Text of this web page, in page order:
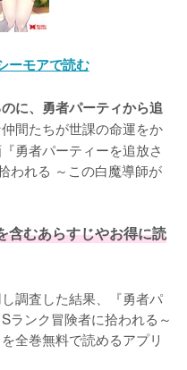
ーモアで読む
に、勇者パーティから追
間たちが世課の命運をか
勇者パーティーを追放さ
われる ～この白魔導師が
含むあらすじやお得に読
調査した結果、『勇者パ
ランク冒険者に拾われる～
全巻無料で読めるアプリ